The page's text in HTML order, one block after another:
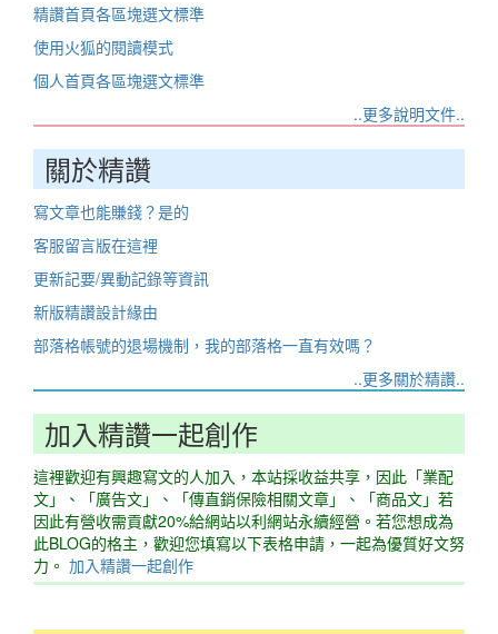
精讚首頁各區塊選文標準
使用火狐的閱讀模式
個人首頁各區塊選文標準
..更多說明文件..
關於精讚
寫文章也能賺錢？是的
客服留言版在這裡
更新記要/異動記錄等資訊
新版精讚設計緣由
部落格帳號的退場機制，我的部落格一直有效嗎？
..更多關於精讚..
加入精讚一起創作
這裡歡迎有興趣寫文的人加入，本站採收益共享，因此「業配
文」、「廣告文」、「傳直銷保險相關文章」、「商品文」若
因此有營收需貢獻20%給網站以利網站永續經營。若您想成為
此BLOG的格主，歡迎您填寫以下表格申請，一起為優質好文努
力。 加入精讚一起創作